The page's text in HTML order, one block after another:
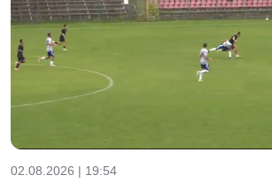
02.08.2026 | 19:54